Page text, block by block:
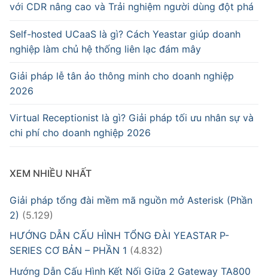
với CDR nâng cao và Trải nghiệm người dùng đột phá
Self-hosted UCaaS là gì? Cách Yeastar giúp doanh
nghiệp làm chủ hệ thống liên lạc đám mây
Giải pháp lễ tân ảo thông minh cho doanh nghiệp
2026
Virtual Receptionist là gì? Giải pháp tối ưu nhân sự và
chi phí cho doanh nghiệp 2026
XEM NHIỀU NHẤT
Giải pháp tổng đài mềm mã nguồn mở Asterisk (Phần
2) (5.129)
HƯỚNG DẪN CẤU HÌNH TỔNG ĐÀI YEASTAR P-
SERIES CƠ BẢN – PHẦN 1 (4.832)
Hướng Dẫn Cấu Hình Kết Nối Giữa 2 Gateway TA800